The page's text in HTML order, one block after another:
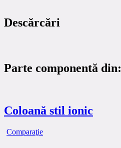
Descărcări
Parte componentă din:
Coloană stil ionic
Comparaţie